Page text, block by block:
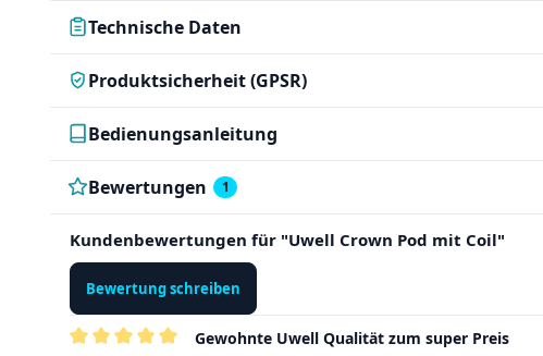
Technische Daten
Produktsicherheit (GPSR)
Bedienungsanleitung
Bewertungen 1
Kundenbewertungen für "Uwell Crown Pod mit Coil"
Bewertung schreiben
Gewohnte Uwell Qualität zum super Preis